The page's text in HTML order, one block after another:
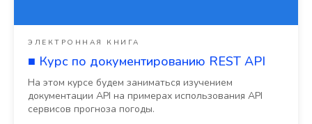
ЭЛЕКТРОННАЯ КНИГА
■ Курс по документированию REST API
На этом курсе будем заниматься изучением
документации API на примерах использования API
сервисов прогноза погоды.